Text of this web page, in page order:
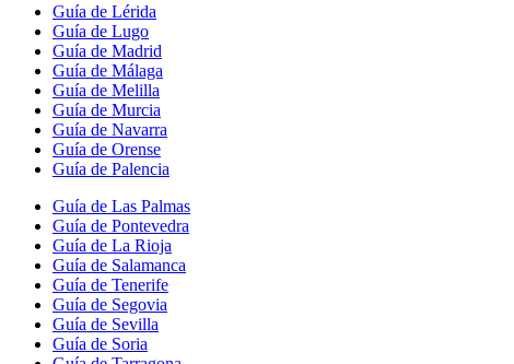
Guía de Lérida
Guía de Lugo
Guía de Madrid
Guía de Málaga
Guía de Melilla
Guía de Murcia
Guía de Navarra
Guía de Orense
Guía de Palencia
Guía de Las Palmas
Guía de Pontevedra
Guía de La Rioja
Guía de Salamanca
Guía de Tenerife
Guía de Segovia
Guía de Sevilla
Guía de Soria